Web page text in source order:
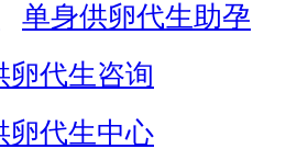
单身供卵代生助孕
卵代生咨询
卵代生中心